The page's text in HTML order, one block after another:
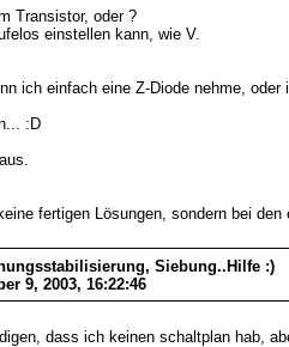
Transistor, oder ?
einstellen kann, wie V.
ich einfach eine Z-Diode nehme,
:D
fertigen Lösungen, sondern bei
Siebung..Hilfe :)
9, 2003, 16:22:46
dass ich keinen schaltplan hab,